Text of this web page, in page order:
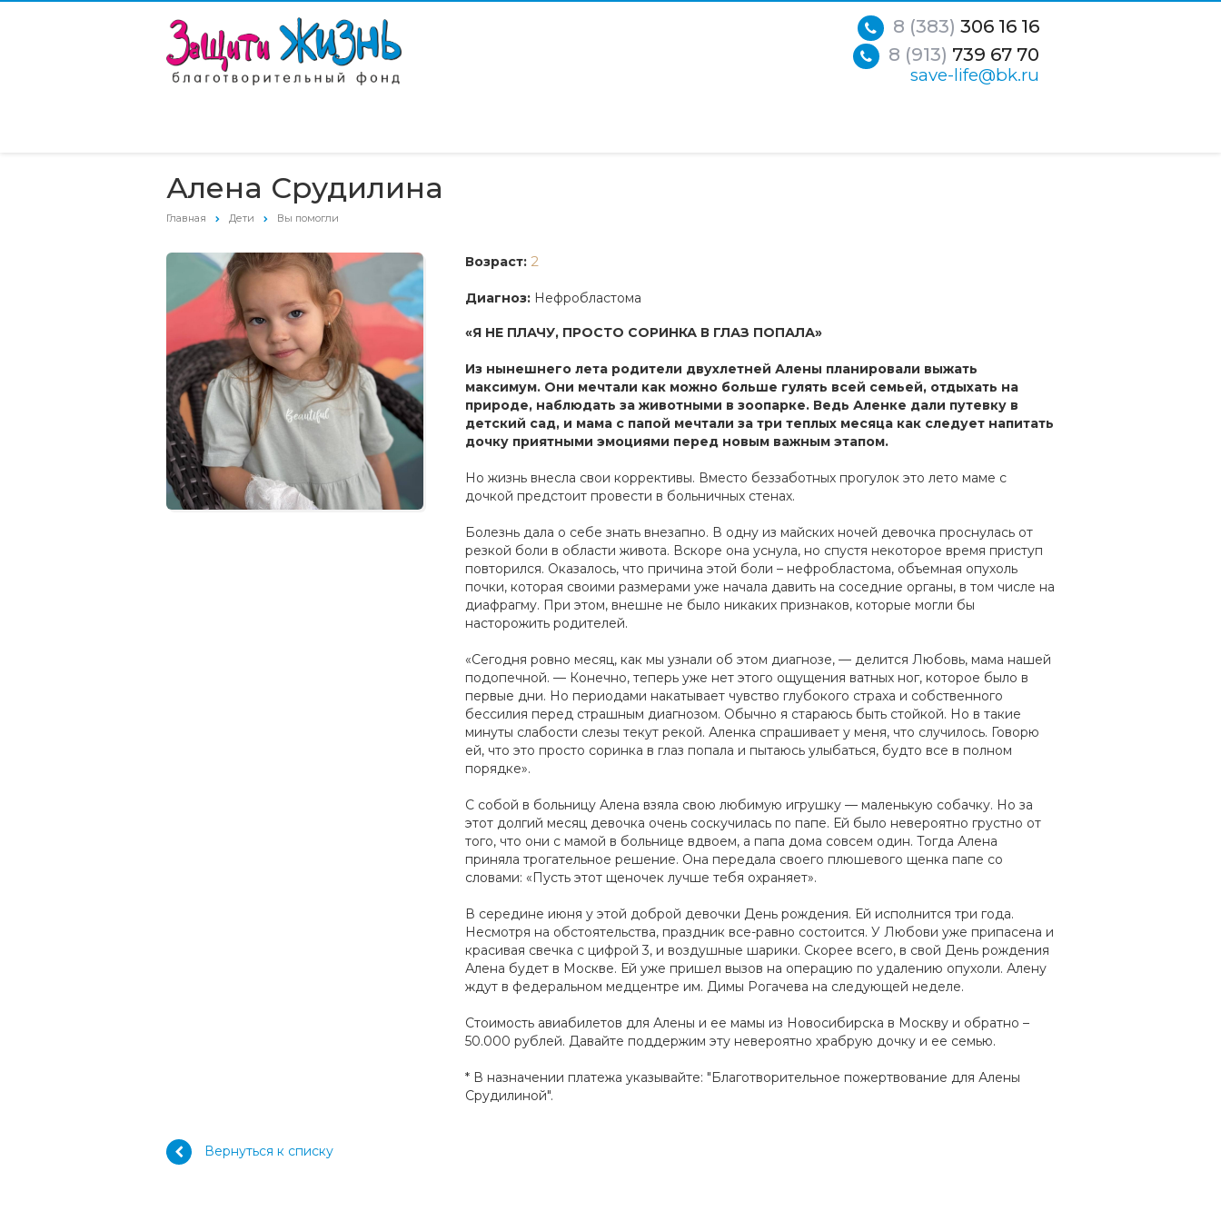
8 (383) 306 16 16
8 (913) 739 67 70
save-life@bk.ru
Алена Срудилина
Главная Дети Вы помогли
Возраст: 2
Диагноз: Нефробластома
«Я НЕ ПЛАЧУ, ПРОСТО СОРИНКА В ГЛАЗ ПОПАЛА»
Из нынешнего лета родители двухлетней Алены планировали выжать
максимум. Они мечтали как можно больше гулять всей семьей, отдыхать на
природе, наблюдать за животными в зоопарке. Ведь Аленке дали путевку в
детский сад, и мама с папой мечтали за три теплых месяца как следует напитать
дочку приятными эмоциями перед новым важным этапом.
Но жизнь внесла свои коррективы. Вместо беззаботных прогулок это лето маме с
дочкой предстоит провести в больничных стенах.
Болезнь дала о себе знать внезапно. В одну из майских ночей девочка проснулась от
резкой боли в области живота. Вскоре она уснула, но спустя некоторое время приступ
повторился. Оказалось, что причина этой боли – нефробластома, объемная опухоль
почки, которая своими размерами уже начала давить на соседние органы, в том числе на
диафрагму. При этом, внешне не было никаких признаков, которые могли бы
насторожить родителей.
«Сегодня ровно месяц, как мы узнали об этом диагнозе, — делится Любовь, мама нашей
подопечной. — Конечно, теперь уже нет этого ощущения ватных ног, которое было в
первые дни. Но периодами накатывает чувство глубокого страха и собственного
бессилия перед страшным диагнозом. Обычно я стараюсь быть стойкой. Но в такие
минуты слабости слезы текут рекой. Аленка спрашивает у меня, что случилось. Говорю
ей, что это просто соринка в глаз попала и пытаюсь улыбаться, будто все в полном
порядке».
С собой в больницу Алена взяла свою любимую игрушку — маленькую собачку. Но за
этот долгий месяц девочка очень соскучилась по папе. Ей было невероятно грустно от
того, что они с мамой в больнице вдвоем, а папа дома совсем один. Тогда Алена
приняла трогательное решение. Она передала своего плюшевого щенка папе со
словами: «Пусть этот щеночек лучше тебя охраняет».
В середине июня у этой доброй девочки День рождения. Ей исполнится три года.
Несмотря на обстоятельства, праздник все-равно состоится. У Любови уже припасена и
красивая свечка с цифрой 3, и воздушные шарики. Скорее всего, в свой День рождения
Алена будет в Москве. Ей уже пришел вызов на операцию по удалению опухоли. Алену
ждут в федеральном медцентре им. Димы Рогачева на следующей неделе.
Стоимость авиабилетов для Алены и ее мамы из Новосибирска в Москву и обратно –
50.000 рублей. Давайте поддержим эту невероятно храбрую дочку и ее семью.
* В назначении платежа указывайте: "Благотворительное пожертвование для Алены
Срудилиной".
Вернуться к списку